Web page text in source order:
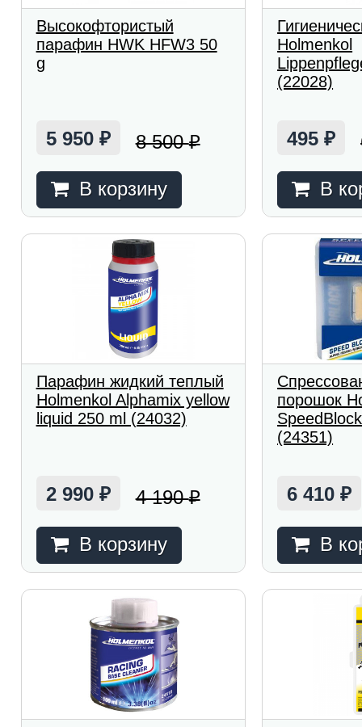
Высокофтористый
парафин HWK HFW3 50
g
5 950 ₽ 8 500₽
В корзину
Holmenkol
(22028)
495₽
В
Парафин жидкий теплый
Holmenkol Alphamix yellow
liquid 250 ml (24032)
2 990 ₽ 4 190₽
В корзину
порошок
(24351)
6 410₽
В